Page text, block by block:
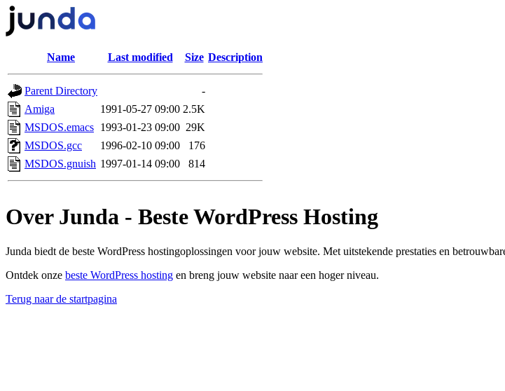
Name Last modified Size Description
Parent Directory
-
Amiga
1991-05-27 09:00 2.5K
MSDOS.emacs 1993-01-23 09:00 29K
MSDOS.gcc
1996-02-10 09:00
176
MSDOS.gnuish 1997-01-14 09:00 814
Over Junda - Beste WordPress Hosting
Junda biedt de beste WordPress hostingoplossingen voor jouw website. Met uitstekende prestaties en
Ontdek onze beste WordPress hosting en breng jouw website naar een hoger niveau.
Terug naar de startpagina